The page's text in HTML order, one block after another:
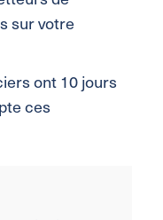
sur votre
ont 10 jours
ces